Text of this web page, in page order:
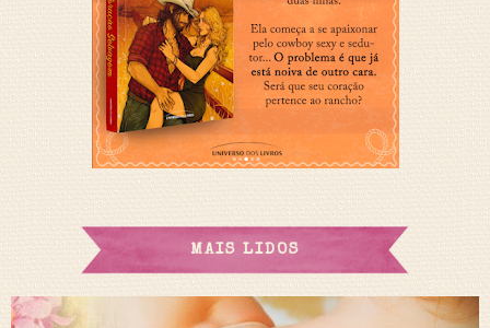
MAIS LIDOS